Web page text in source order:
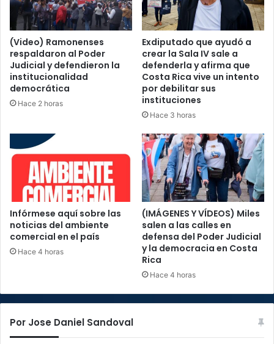
(Video) Ramonenses
respaldaron al Poder
Judicial y defendieron la
institucionalidad
democrática
Hace 2 horas
Exdiputado que ayudó a
crear la Sala IV sale a
defenderla y afirma que
Costa Rica vive un intento
por debilitar sus
instituciones
Hace 3 horas
Infórmese aquí sobre las
noticias del ambiente
comercial en el país
Hace 4 horas
(IMÁGENES Y VÍDEOS) Miles
salen a las calles en
defensa del Poder Judicial
y la democracia en Costa
Rica
Hace 4 horas
Por Jose Daniel Sandoval